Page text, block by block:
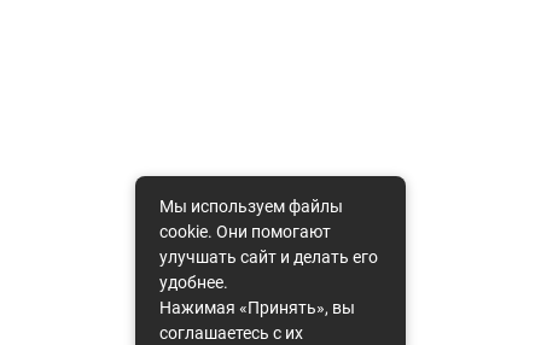
Мы используем файлы
cookie. Они помогают
улучшать сайт и делать его
удобнее.
Нажимая «Принять», вы
соглашаетесь с их